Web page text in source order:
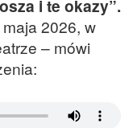
i te okazy”.
2026, w
– mówi